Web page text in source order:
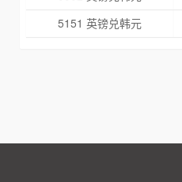
5151 英镑兑韩元